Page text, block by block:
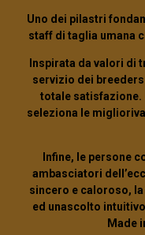
Uno dei pilastri
staff di taglia umana
Inspirata da valori di
servizio dei breeders
totale satisfazione.
seleziona le migliori
Infine, le persone
ambasciatori dell’
sincero e caloroso, la
ed unascolto intuitivo
Made